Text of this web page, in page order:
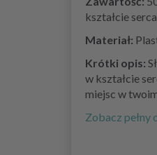
kształcie
Materiał:
Krótki opis:
w kształcie
miejsc w
Zobacz pełny